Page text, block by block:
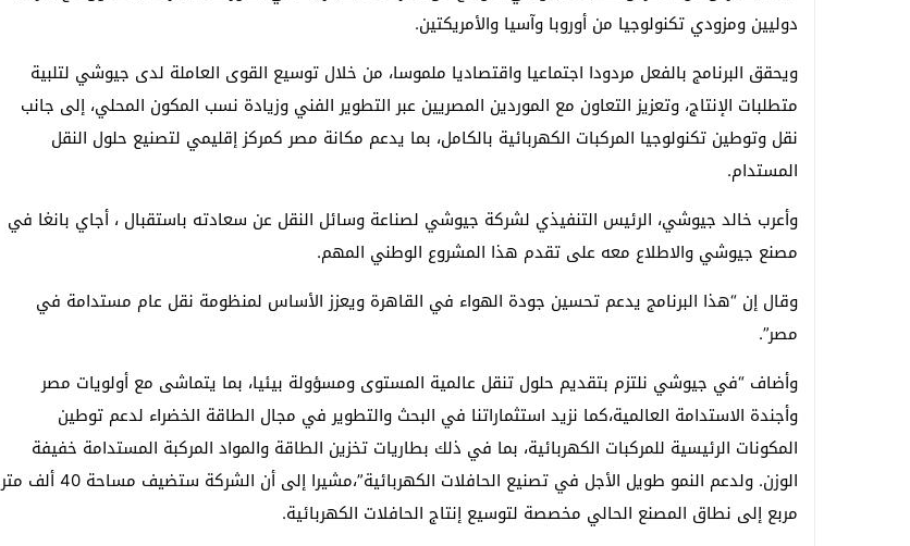
دوليين ومزودي تكنولوجيا من أوروبا وآسيا والأمريكتين.
ويحقق البرنامج بالفعل مردودا اجتماعيا واقتصاديا ملموسا، من خلال توسيع القوى العاملة لدى جيوشي لتلبية
متطلبات الإنتاج، وتعزيز التعاون مع الموردين المصريين عبر التطوير الفني وزيادة نسب المكون المحلي، إلى جانب
نقل وتوطين تكنولوجيا المركبات الكهربائية بالكامل، بما يدعم مكانة مصر كمركز إقليمي لتصنيع حلول النقل
المستدام.
وأعرب خالد جيوشي، الرئيس التنفيذي لشركة جيوشي لصناعة وسائل النقل عن سعادته باستقبال ، أجاي بانغا في
مصنع جيوشي والاطلاع معه على تقدم هذا المشروع الوطني المهم.
وقال إن “هذا البرنامج يدعم تحسين جودة الهواء في القاهرة ويعزز الأساس لمنظومة نقل عام مستدامة في
مصر”.
وأضاف “في جيوشي نلتزم بتقديم حلول تنقل عالمية المستوى ومسؤولة بيئيا، بما يتماشى مع أولويات مصر
وأجندة الاستدامة العالمية،كما نزيد استثماراتنا في البحث والتطوير في مجال الطاقة الخضراء لدعم توطين
المكونات الرئيسية للمركبات الكهربائية، بما في ذلك بطاريات تخزين الطاقة والمواد المركبة المستدامة خفيفة
الوزن. ولدعم النمو طويل الأجل في تصنيع الحافلات الكهربائية”،مشيرا إلى أن الشركة ستضيف مساحة 40 ألف متر
مربع إلى نطاق المصنع الحالي مخصصة لتوسيع إنتاج الحافلات الكهربائية.